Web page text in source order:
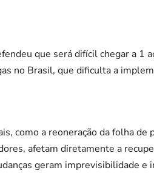
que será difícil chegar a 1
no Brasil, que dificulta a
como a reoneração da folha
afetam diretamente a
geram imprevisibilidade